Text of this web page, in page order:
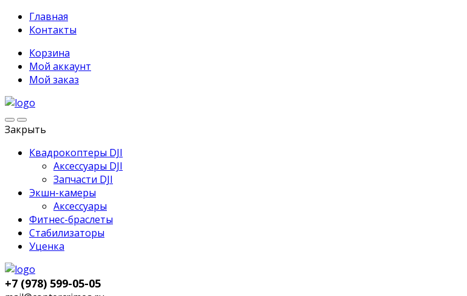
Главная
Контакты
Корзина
Мой аккаунт
Мой заказ
Закрыть
Квадрокоптеры DJI
Аксессуары DJI
Запчасти DJI
Экшн-камеры
Аксессуары
Фитнес-браслеты
Стабилизаторы
Уценка
+7 (978) 599-05-05